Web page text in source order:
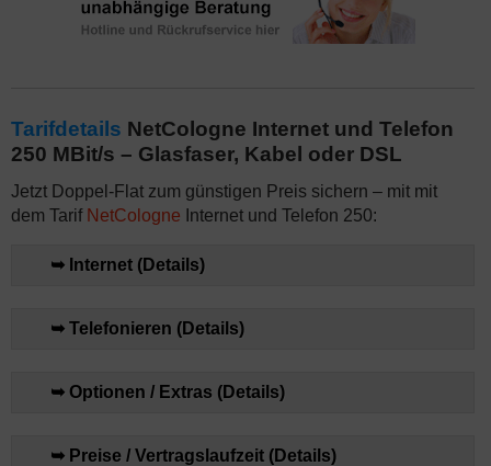
Tarifdetails NetCologne Internet und Telefon
250 MBit/s – Glasfaser, Kabel oder DSL
Jetzt Doppel-Flat zum günstigen Preis sichern – mit mit
dem Tarif NetCologne Internet und Telefon 250:
➥ Internet (Details)
➥ Telefonieren (Details)
➥ Optionen / Extras (Details)
➥ Preise / Vertragslaufzeit (Details)